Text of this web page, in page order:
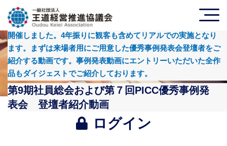
実施日：2023年3月14日 本年も社員総会と優秀事例発表会を
開催しました。4年振りに観客も含めてリアルでの実施となり
ます。まずは来場者用にご用意した優秀事例発表会登壇者をご
紹介する動画です。事例発表動画にエントリーいただいた全作
品もダイジェストでご紹介しております。
第9期社員総会および第７回PICC優秀事例発
表会 登壇者紹介動画
ログイン